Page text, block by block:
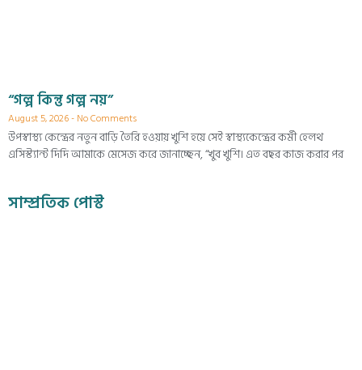
“গল্প কিন্তু গল্প নয়”
August 5, 2026 No Comments
উপস্বাস্থ্য কেন্দ্রের নতুন বাড়ি তৈরি হওয়ায় খুশি হয়ে সেই স্বাস্থ্যকেন্দ্রের কর্মী হেলথ
এসিস্ট্যান্ট দিদি আমাকে মেসেজ করে জানাচ্ছেন, “খুব খুশি। এত বছর কাজ করার পর
সাম্প্রতিক পোস্ট